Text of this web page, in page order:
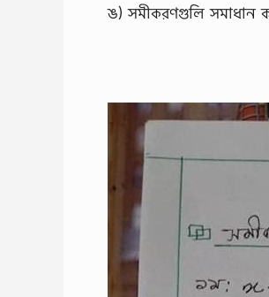
ঙ) সমীকরণগুলি সমাধান